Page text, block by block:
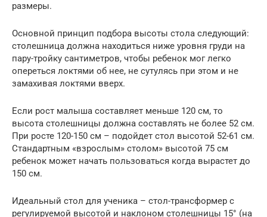
размеры.
Основной принцип подбора высоты стола следующий:
столешница должна находиться ниже уровня груди на
пару-тройку сантиметров, чтобы ребенок мог легко
опереться локтями об нее, не сутулясь при этом и не
замахивая локтями вверх.
Если рост малыша составляет меньше 120 см, то
высота столешницы должна составлять не более 52 см.
При росте 120-150 см – подойдет стол высотой 52-61 см.
Стандартным «взрослым» столом» высотой 75 см
ребенок может начать пользоваться когда вырастет до
150 см.
Идеальный стол для ученика – стол-трансформер с
регулируемой высотой и наклоном столешницы 15° (на